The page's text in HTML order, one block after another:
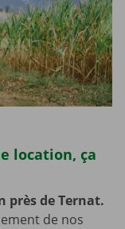
location, ça
près de Ternat.
de nos